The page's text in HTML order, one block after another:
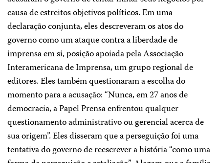
causa de estreitos objetivos políticos. Em uma
declaração conjunta, eles descreveram os atos do
governo como um ataque contra a liberdade de
imprensa em si, posição apoiada pela Associação
Interamericana de Imprensa, um grupo regional de
editores. Eles também questionaram a escolha do
momento para a acusação: “Nunca, em 27 anos de
democracia, a Papel Prensa enfrentou qualquer
questionamento administrativo ou gerencial acerca de
sua origem”. Eles disseram que a perseguição foi uma
tentativa do governo de reescrever a história “como uma